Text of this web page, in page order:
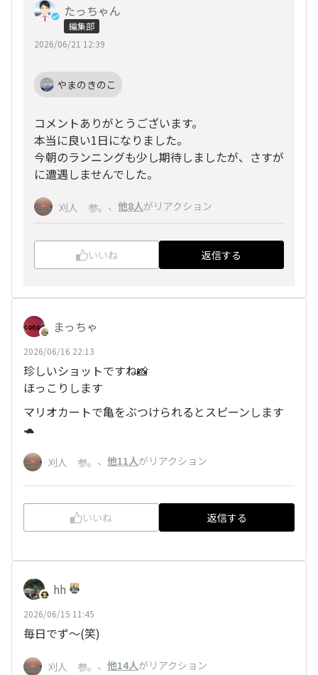
たっちゃん
編集部
2026/06/21 12:39
やまのきのこ
コメントありがとうございます。
本当に良い1日になりました。
今朝のランニングも少し期待しましたが、さすが
に遭遇しませんでした。
刈人 参。 、 他8人がリアクション
いいね 返信する
まっちゃ
2026/06/16 22:13
珍しいショットですね📸
ほっこりします
マリオカートで亀をぶつけられるとスピーンします
🐢
刈人 参。 、 他11人がリアクション
いいね 返信する
hh
2026/06/15 11:45
毎日でず～(笑)
刈人 参。 、 他14人がリアクション